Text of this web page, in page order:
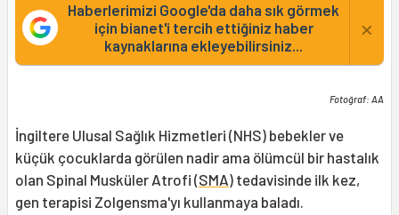
Haberlerimizi Google'da daha sık görmek
için bianet'i tercih ettiğiniz haber
kaynaklarına ekleyebilirsiniz...
×
Fotoğraf: AA
İngiltere Ulusal Sağlık Hizmetleri (NHS) bebekler ve
küçük çocuklarda görülen nadir ama ölümcül bir hastalık
olan Spinal Musküler Atrofi (SMA) tedavisinde ilk kez,
gen terapisi Zolgensma'yı kullanmaya baladı.